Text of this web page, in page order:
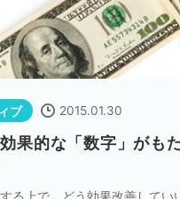
ブ 2015.01.30
果的な「数字」がも